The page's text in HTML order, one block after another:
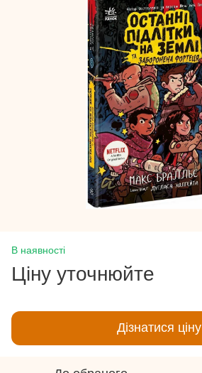
В наявності
Ціну уточнюйте
Дізнатися ціну